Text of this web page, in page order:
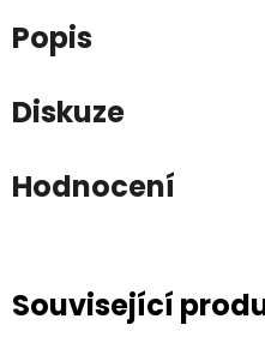
Popis
Diskuze
Hodnocení
Související